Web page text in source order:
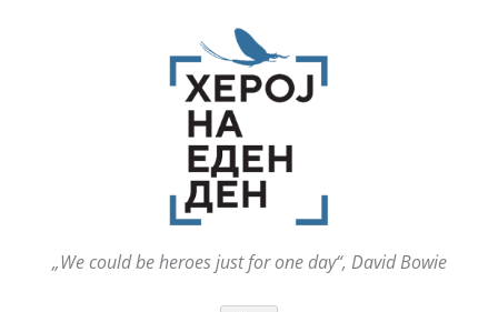
„We could be heroes just for one day“, David Bowie